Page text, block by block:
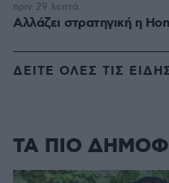
Αλλάζει στρατηγική η
πριν 29 λεπτά
ΔΕΙΤΕ ΟΛΕΣ ΤΙΣ
ΤΑ ΠΙΟ